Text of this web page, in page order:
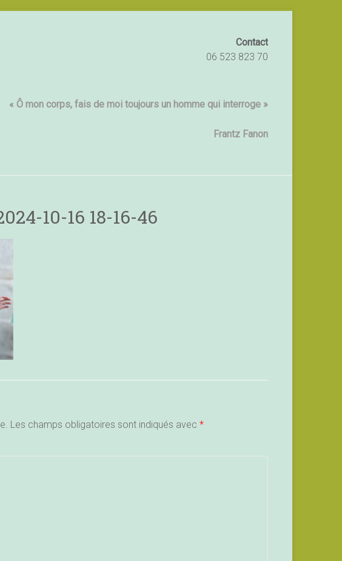
Contact
06 523 823 70
« Ô mon corps, fais de moi toujours un homme qui interroge »
Frantz Fanon
10-16 18-16-46
Les champs obligatoires sont indiqués avec *